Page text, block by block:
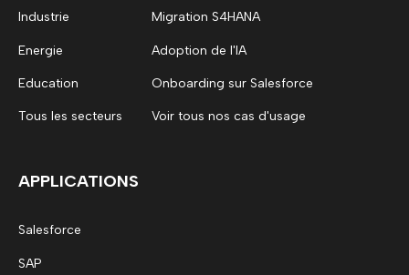
Industrie
Energie
Education
Tous les secteurs
Migration S4HANA
Adoption de l'IA
Onboarding sur Salesforce
Voir tous nos cas d'usage
APPLICATIONS
Salesforce
SAP